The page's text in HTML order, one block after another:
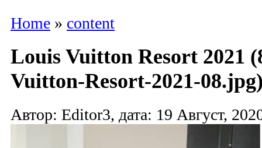
Home » content
Louis Vuitton Resort 2021
Vuitton-Resort-2021-
Автор: Editor3, дата: 19 Август,